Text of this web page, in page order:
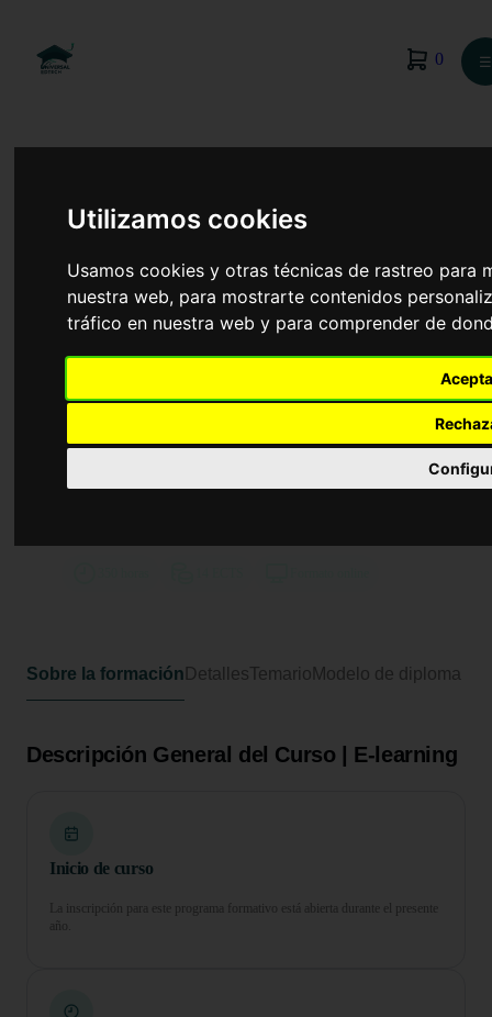
Utilizamos cookies
Usamos cookies y otras técnicas de rastreo para
nuestra web, para mostrarte contenidos
tráfico en nuestra web y para comprender de
0 ☰
Curso de Desarrollo Profesional en
Sobre la formación DetallesTemario Modelo de diploma
Descripción General del Curso | E-learning
Inicio de curso
La inscripción para este programa formativo está abierta durante el presente
año.